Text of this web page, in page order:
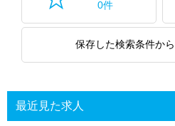
0件
保存した検索条件か
最近見た求人